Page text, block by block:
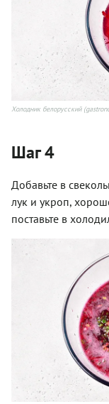
Холодник белорусский
Шаг 4
Добавьте в
лук и укроп,
поставьте в